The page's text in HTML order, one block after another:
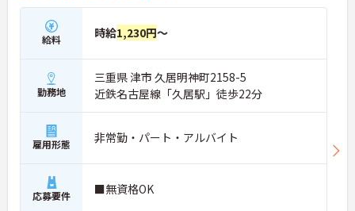
給料 時給1,230円～
勤務地
三重県 津市 久居明神町2158-5
近鉄名古屋線「久居駅」徒歩22分
雇用形態 非常勤・パート・アルバイト
応募要件 ■無資格OK